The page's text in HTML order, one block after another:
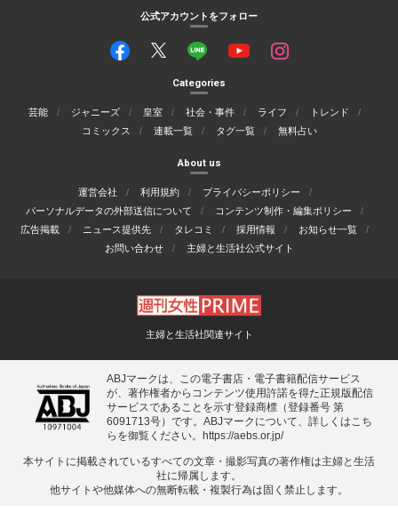
公式アカウントをフォロー
Categories
芸能 ジャニーズ 皇室 社会・事件 ライフ
トレンド
コミックス
連載一覧 タグ一覧 無料占い
About us
運営会社 利用規約
プライバシーポリシー
パーソナルデータの外部送信について
コンテンツ制作・編集ポリシー
広告掲載
ニュース提供先 タレコミ 採用情報
お知らせ一覧
お問い合わせ
主婦と生活社公式サイト
主婦と生活社関連サイト
ABJマークは、この電子書店・電子書籍配信サービス
が、著作権者からコンテンツ使用許諾を得た正規版配信
サービスであることを示す登録商標（登録番号 第
6091713号）です。ABJマークについて、詳しくはこち
らを御覧ください。
https://aebs.or.jp/
本サイトに掲載されているすべての⽂章・撮影写真の著作権は主婦と⽣活
社に帰属します。
他サイトや他媒体への無断転載・複製⾏為は固く禁⽌します。